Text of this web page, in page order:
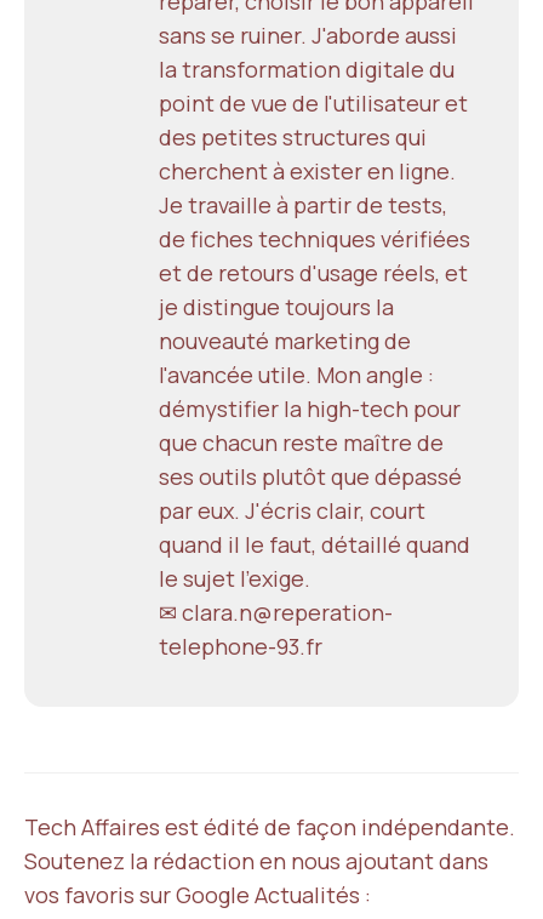
sans se ruiner. J'aborde aussi
la transformation digitale du
point de vue de l'utilisateur et
des petites structures qui
cherchent à exister en ligne.
Je travaille à partir de tests,
de fiches techniques vérifiées
et de retours d'usage réels, et
je distingue toujours la
nouveauté marketing de
l'avancée utile. Mon angle :
démystifier la high-tech pour
que chacun reste maître de
ses outils plutôt que dépassé
par eux. J'écris clair, court
quand il le faut, détaillé quand
le sujet l'exige.
✉ clara.n@reperation-
telephone-93.fr
Tech Affaires est édité de façon indépendante.
Soutenez la rédaction en nous ajoutant dans
vos favoris sur Google Actualités :